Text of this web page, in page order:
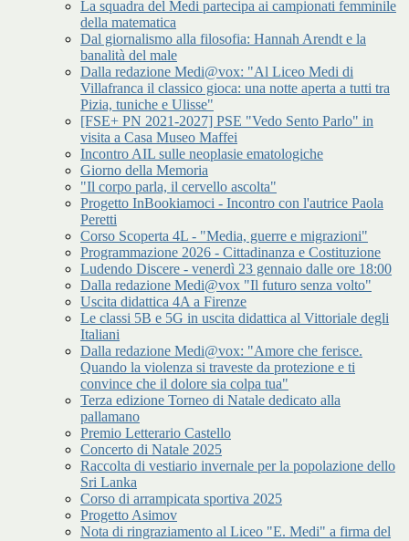
La squadra del Medi partecipa ai campionati femminile
della matematica
Dal giornalismo alla filosofia: Hannah Arendt e la
banalità del male
Dalla redazione Medi@vox: "Al Liceo Medi di
Villafranca il classico gioca: una notte aperta a tutti tra
Pizia, tuniche e Ulisse"
[FSE+ PN 2021-2027] PSE "Vedo Sento Parlo" in
visita a Casa Museo Maffei
Incontro AIL sulle neoplasie ematologiche
Giorno della Memoria
"Il corpo parla, il cervello ascolta"
Progetto InBookiamoci - Incontro con l'autrice Paola
Peretti
Corso Scoperta 4L - "Media, guerre e migrazioni"
Programmazione 2026 - Cittadinanza e Costituzione
Ludendo Discere - venerdì 23 gennaio dalle ore 18:00
Dalla redazione Medi@vox "Il futuro senza volto"
Uscita didattica 4A a Firenze
Le classi 5B e 5G in uscita didattica al Vittoriale degli
Italiani
Dalla redazione Medi@vox: "Amore che ferisce.
Quando la violenza si traveste da protezione e ti
convince che il dolore sia colpa tua"
Terza edizione Torneo di Natale dedicato alla
pallamano
Premio Letterario Castello
Concerto di Natale 2025
Raccolta di vestiario invernale per la popolazione dello
Sri Lanka
Corso di arrampicata sportiva 2025
Progetto Asimov
Nota di ringraziamento al Liceo "E. Medi" a firma del